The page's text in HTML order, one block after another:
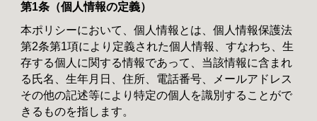
第1条（個人情報の定義）
本ポリシーにおいて、個人情報とは、個人情報保護法
第2条第1項により定義された個人情報、すなわち、生
存する個人に関する情報であって、当該情報に含まれ
る氏名、生年月日、住所、電話番号、メールアドレス
その他の記述等により特定の個人を識別することがで
きるものを指します。